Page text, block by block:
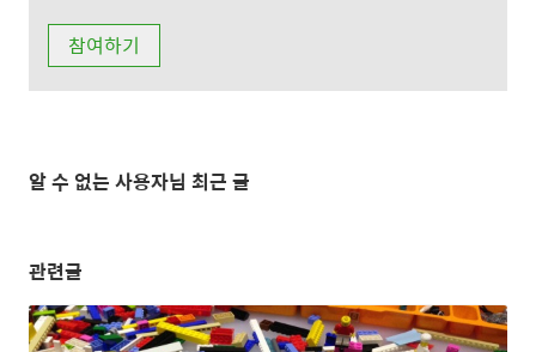
알 수 없는 사용자님 최근 글
관련글